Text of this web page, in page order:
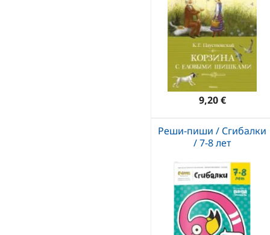
9,20 €
Реши-пиши / Сгибалки
/ 7-8 лет